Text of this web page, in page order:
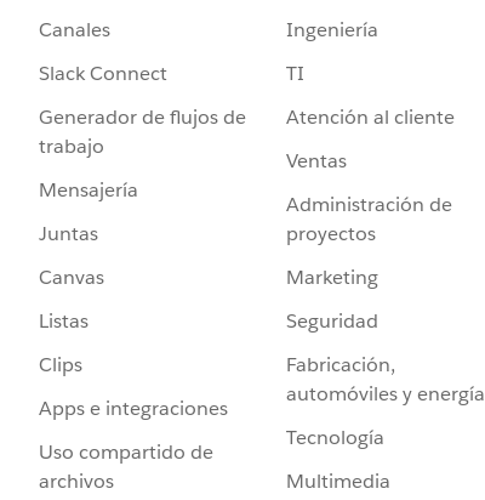
Canales
Slack Connect
Generador de flujos de
trabajo
Mensajería
Juntas
Canvas
Listas
Clips
Apps e integraciones
Uso compartido de
archivos
Ingeniería
TI
Atención al cliente
Ventas
Administración de
proyectos
Marketing
Seguridad
Fabricación,
automóviles y energía
Tecnología
Multimedia